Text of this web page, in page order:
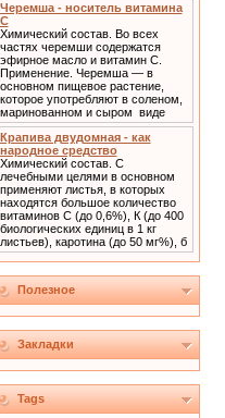
Черемша - носитель витамина
С
Химический состав. Во всех
частях черемши содержатся
эфирное масло и витамин С.
Применение. Черемша — в
основном пищевое растение,
которое употребляют в соленом,
маринованном и сыром виде
Крапива двудомная - как
народное средство
Химический состав. С
лечебными целями в основном
применяют листья, в которых
находятся большое количество
витаминов С (до 0,6%), К (до 400
биологических единиц в 1 кг
листьев), каротина (до 50 мг%), б
Полезное
Закладки
Tags